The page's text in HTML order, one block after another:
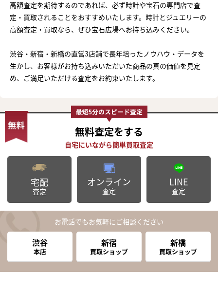
高額査定を期待するのであれば、必ず時計や宝石の専門店で査
定・買取されることをおすすめいたします。時計とジュエリーの
高額査定・買取なら、ぜひ宝石広場へお持ち込みください。
渋谷・新宿・新橋の直営3店舗で長年培ったノウハウ・データを
生かし、お客様がお持ち込みいただいた商品の真の価値を見定
め、ご満足いただける査定をお約束いたします。
無料査定をする
宅配
査定
オンライン
査定
LINE
査定
お電話でもお気軽にご相談ください
渋谷
本店
新宿
買取ショップ
新橋
買取ショップ